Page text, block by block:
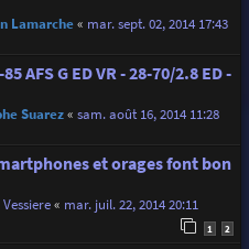
Lamarche« mar. sept. 02, 2014 17:43
AFS G ED VR - 28-70/2.8 ED -
Suarez« sam. août 16, 2014 11:28
et orages font bon
« mar. juil. 22, 2014 20:11
1 2